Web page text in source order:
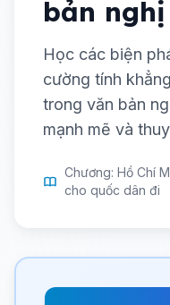
bản
Học các biện
cường tính
trong văn bản
mạnh mẽ và
Chương: Hồ Chí
cho quốc dân đi